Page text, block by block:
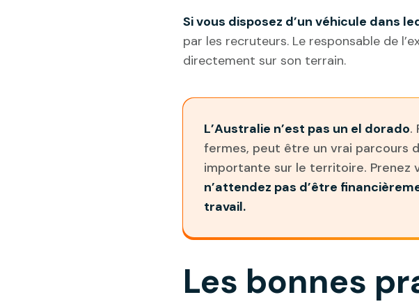
Si vous disposez d’un véhicule dans
par les recruteurs. Le responsable de
directement sur son terrain.
L’Australie n’est pas un el dorado.
fermes, peut être un vrai parcours
importante sur le territoire. Prenez
n’attendez pas d’être
travail.
Les bonnes